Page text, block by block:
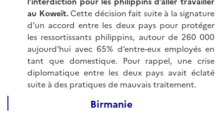
au Koweït.Cette décision fait suite à la signature
d’un accord entre les deux pays pour protéger
les ressortissants philippins, autour de 260 000
aujourd’hui avec 65% d’entre-eux employés en
tant que domestique. Pour rappel, une crise
diplomatique entre les deux pays avait éclaté
suite à des pratiques de mauvais traitement.
Birmanie